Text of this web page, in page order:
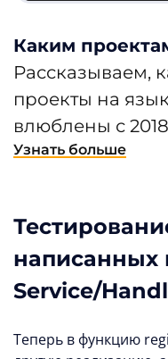
Каким
Рассказываем,
проекты на
влюблены с
Узнать больше
написанных
Service/
Теперь в функцию